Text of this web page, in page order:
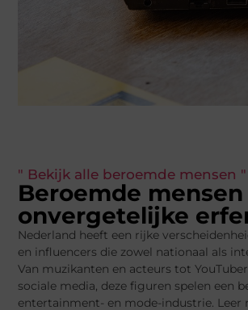
" Bekijk alle beroemde mensen "
Beroemde
onvergetelijke
Nederland heeft een rijke
en influencers die zowel nationaal als
Van muzikanten en acteurs tot
sociale media, deze figuren spelen een
entertainment- en mode-industrie. Leer